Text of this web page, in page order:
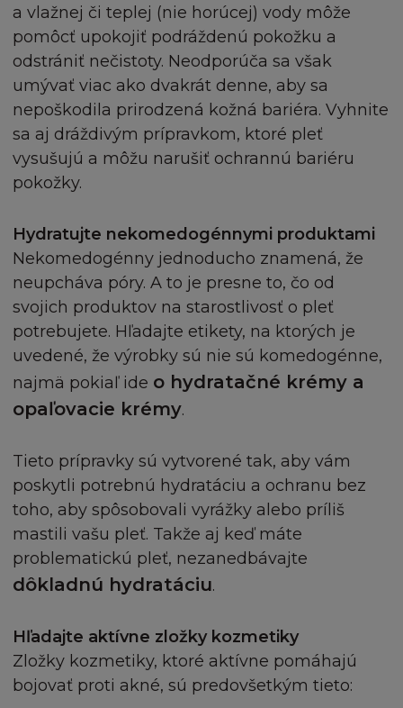
a vlažnej či teplej (nie horúcej) vody môže
pomôcť upokojiť podráždenú pokožku a
odstrániť nečistoty. Neodporúča sa však
umývať viac ako dvakrát denne, aby sa
nepoškodila prirodzená kožná bariéra. Vyhnite
sa aj dráždivým prípravkom, ktoré pleť
vysušujú a môžu narušiť ochrannú bariéru
pokožky.
Hydratujte nekomedogénnymi produktami
Nekomedogénny jednoducho znamená, že
neupcháva póry. A to je presne to, čo od
svojich produktov na starostlivosť o pleť
potrebujete. Hľadajte etikety, na ktorých je
uvedené, že výrobky sú nie sú komedogénne,
najmä pokiaľ ide o hydratačné krémy a
opaľovacie krémy.
Tieto prípravky sú vytvorené tak, aby vám
poskytli potrebnú hydratáciu a ochranu bez
toho, aby spôsobovali vyrážky alebo príliš
mastili vašu pleť. Takže aj keď máte
problematickú pleť, nezanedbávajte
dôkladnú hydratáciu.
Hľadajte aktívne zložky kozmetiky
Zložky kozmetiky, ktoré aktívne pomáhajú
bojovať proti akné, sú predovšetkým tieto:
ODŠKODNĚNÍ
Souhlasíte s odškodněním a ochranou každého L
´Oréalu, jeho zaměstnanců, zástupců, agentů od
jakýchkoliv požadavků, kroků, nároků a dalších
vedených proti L´Oréal, jeho zaměstnancům,
zástupcům a agentům třetí osobou, do té míry, že
takovýto nárok, soudní pře, kroky nebo další
proti L´Oréal, jeho zaměstancům, zástupcům,
vyvstávají v souvislosti s:
(i) s vaším užíváním stránky
(ii) vaším porušením smluvních Podmínek
(iii) nárokem, vyplývajícím z Vašeho užití Stránky
(aa) porušuje autorská práva třetí osoby, nebo
osobní práva nebo pozornost veřejnosti
(bb) je urážlivý nebo hanlivý, nebo jinak
osobu
(iv) jakýmkoliv vymazáním, přidáním, vložením,
úpravou, nebo nepovoleným užitím Stránky,
(v) jakoukoliv dezinterpretací nebo porušením
prohlášení nebo záruky níže uvedené.
Ustanovení v této části Podmínek o používání
zahrnuje také používání Stránky třetí osobou,
taková třetí osoba disponuje přístupem na
Souhlasíte, že L'Oréal, jeho zaměstnancům,
a prostředníkům firmy L´Oréal uhradíte jakékoliv
všechny výdaje, odškodnění a náklady (včetně